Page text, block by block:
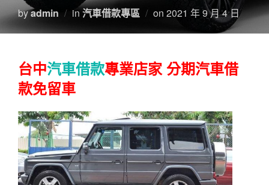
byadmin in 汽車借款專區 on Posted
on
2021 年 9 月 4 日
台中汽車借款專業店家 分期汽車借
款免留車